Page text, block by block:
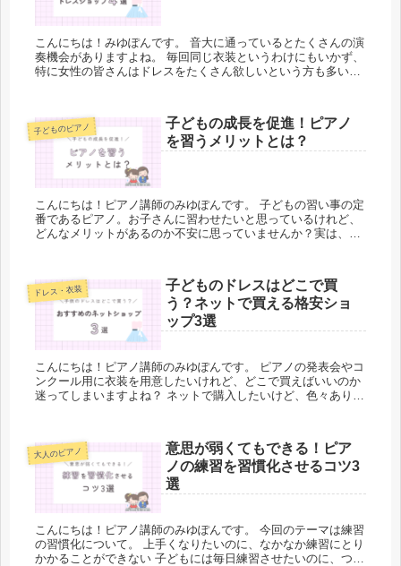
こんにちは！みゆぽんです。 音大に通っているとたくさんの演
奏機会がありますよね。 毎回同じ衣装というわけにもいかず、
特に女性の皆さんはドレスをたくさん欲しいという方も多いの
子どものピアノ
子どもの成長を促進！ピアノ
を習うメリットとは？
こんにちは！ピアノ講師のみゆぽんです。 子どもの習い事の定
番であるピアノ。お子さんに習わせたいと思っているけれど、
どんなメリットがあるのか不安に思っていませんか？実は、ピ
ドレス・衣装
子どものドレスはどこで買
う？ネットで買える格安ショ
ップ3選
こんにちは！ピアノ講師のみゆぽんです。 ピアノの発表会やコ
ンクール用に衣装を用意したいけれど、どこで買えばいいのか
迷ってしまいますよね？ ネットで購入したいけど、色々ありす
大人のピアノ
意思が弱くてもできる！ピア
ノの練習を習慣化させるコツ3
選
こんにちは！ピアノ講師のみゆぽんです。 今回のテーマは練習
の習慣化について。 上手くなりたいのに、なかなか練習にとり
かかることができない 子どもには毎日練習させたいのに、つい